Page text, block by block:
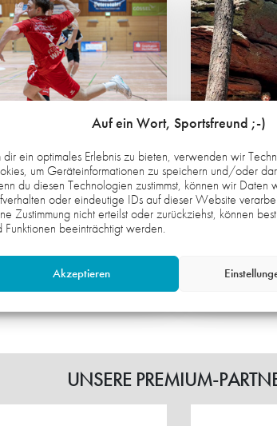
Auf ein Wort, Sportsfreund ;-)
dir ein optimales Erlebnis zu bieten, verwenden wir
um Geräteinformationen zu speichern und/oder
du diesen Technologien zustimmst, können wir Daten
oder eindeutige IDs auf dieser Website
Zustimmung nicht erteilst oder zurückziehst, können
Funktionen beeinträchtigt werden.
Akzeptieren
2026
1. HERREN
27. JULI 2026
DEN
TEAMGEIST
C2 der HG
ein actionreiches
BEI
Beim
Minis
UNSERE PREMIUM-